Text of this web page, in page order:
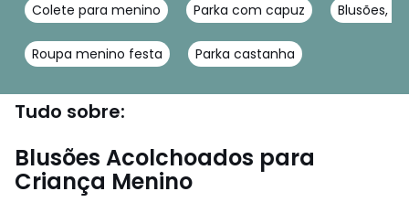
Colete para menino Parka com capuz Blusões,
Roupa menino festa Parka castanha
Tudo sobre:
Blusões Acolchoados para
Criança Menino